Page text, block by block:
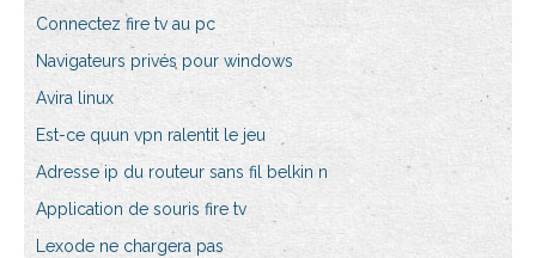
Connectez fire tv au pc
Navigateurs privés pour windows
Avira linux
Est-ce quun vpn ralentit le jeu
Adresse ip du routeur sans fil belkin n
Application de souris fire tv
Lexode ne chargera pas